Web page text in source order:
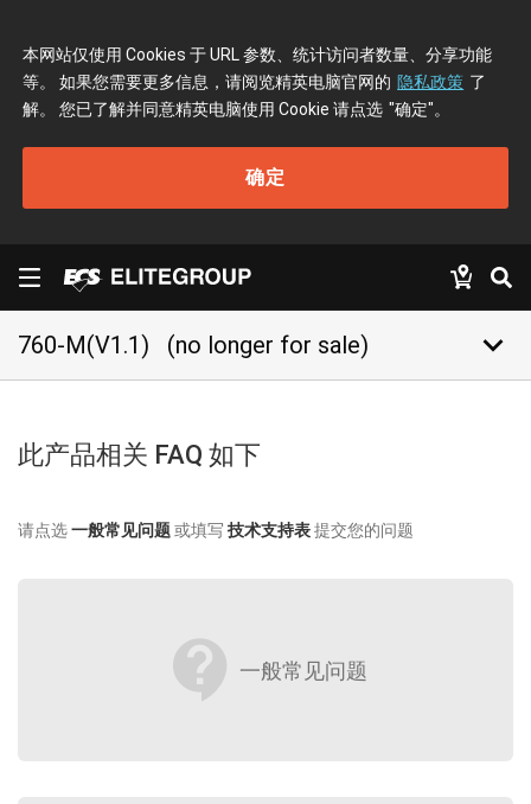
本网站仅使用 Cookies 于 URL 参数、统计访问者数量、分享功能
等。 如果您需要更多信息，请阅览精英电脑官网的 隐私政策 了
解。 您已了解并同意精英电脑使用 Cookie 请点选 "确定"。
确定
760-M(V1.1) (no longer for sale) keyboard_arrow_down
此产品相关 FAQ 如下
请点选一般常见问题或填写 技术支持表提交您的问题
contact_support 一般常见问题